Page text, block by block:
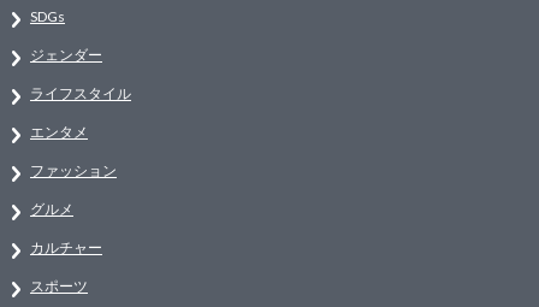
SDGs
ジェンダー
ライフスタイル
エンタメ
ファッション
グルメ
カルチャー
スポーツ